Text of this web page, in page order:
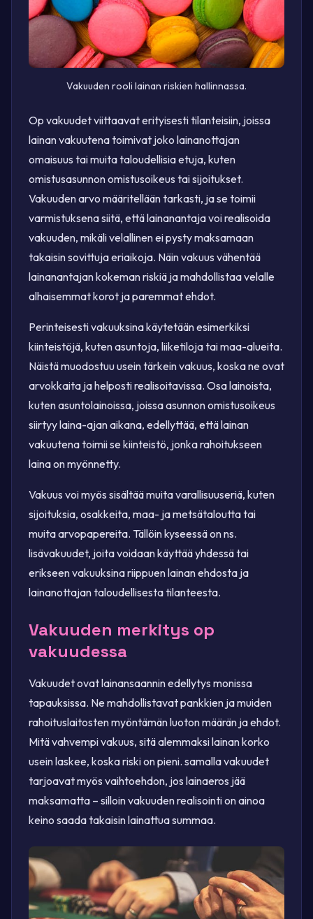
Vakuuden rooli lainan riskien hallinnassa.
Op vakuudet viittaavat erityisesti tilanteisiin, joissa
lainan vakuutena toimivat joko lainanottajan
omaisuus tai muita taloudellisia etuja, kuten
omistusasunnon omistusoikeus tai sijoitukset.
Vakuuden arvo määritellään tarkasti, ja se toimii
varmistuksena siitä, että lainanantaja voi realisoida
vakuuden, mikäli velallinen ei pysty maksamaan
takaisin sovittuja eriaikoja. Näin vakuus vähentää
lainanantajan kokeman riskiä ja mahdollistaa velalle
alhaisemmat korot ja paremmat ehdot.
Perinteisesti vakuuksina käytetään esimerkiksi
kiinteistöjä, kuten asuntoja, liiketiloja tai maa-alueita.
Näistä muodostuu usein tärkein vakuus, koska ne ovat
arvokkaita ja helposti realisoitavissa. Osa lainoista,
kuten asuntolainoissa, joissa asunnon omistusoikeus
siirtyy laina-ajan aikana, edellyttää, että lainan
vakuutena toimii se kiinteistö, jonka rahoitukseen
laina on myönnetty.
Vakuus voi myös sisältää muita varallisuuseriä, kuten
sijoituksia, osakkeita, maa- ja metsätaloutta tai
muita arvopapereita. Tällöin kyseessä on ns.
lisävakuudet, joita voidaan käyttää yhdessä tai
erikseen vakuuksina riippuen lainan ehdosta ja
lainanottajan taloudellisesta tilanteesta.
Vakuuden merkitys op
vakuudessa
Vakuudet ovat lainansaannin edellytys monissa
tapauksissa. Ne mahdollistavat pankkien ja muiden
rahoituslaitosten myöntämän luoton määrän ja ehdot.
Mitä vahvempi vakuus, sitä alemmaksi lainan korko
usein laskee, koska riski on pieni. samalla vakuudet
tarjoavat myös vaihtoehdon, jos lainaeros jää
maksamatta – silloin vakuuden realisointi on ainoa
keino saada takaisin lainattua summaa.